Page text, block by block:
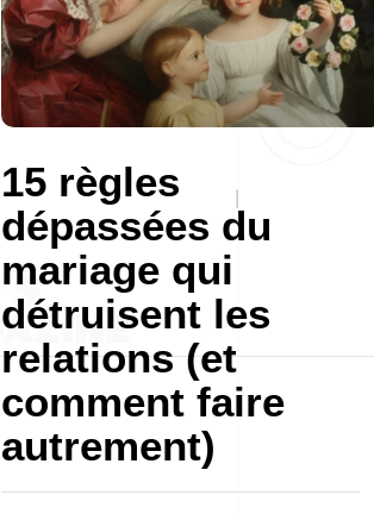
15 règles
dépassées du
mariage qui
détruisent les
relations (et
comment faire
autrement)